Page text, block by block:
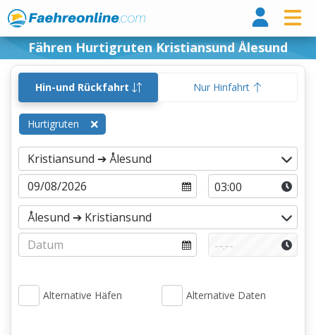
Fähren Hurtigruten Kristiansund Ålesund
Hin-und Rückfahrt Nur Hinfahrt
Hurtigruten
Alternative Häfen Alternative Daten